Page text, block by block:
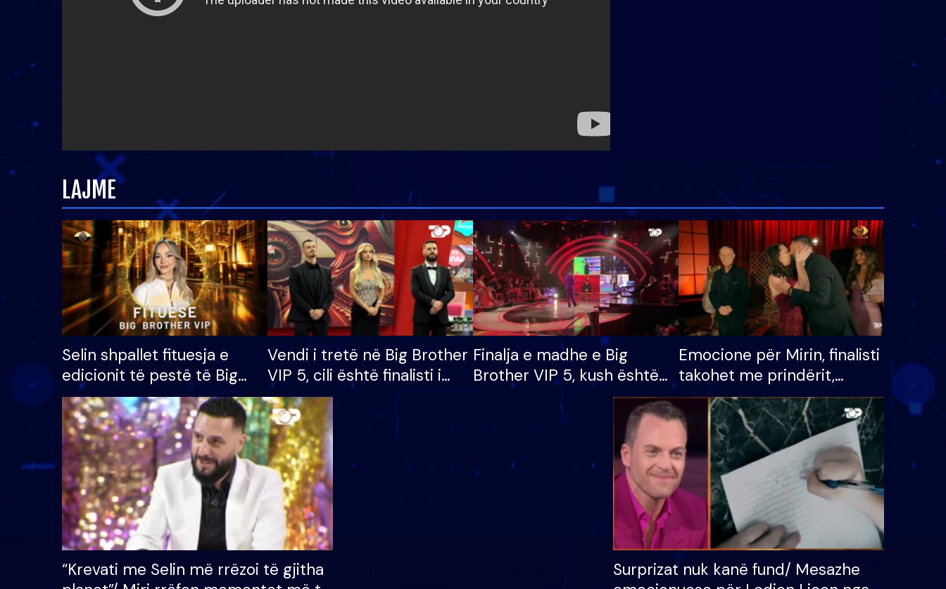
LAJME
Selin shpallet fituesja e
edicionit të pestë të Big
Brother VIP, rrëmben
çmimin e madh prej 100
mijë eurosh
Vendi i tretë në Big Brother
VIP 5, cili është finalisti i
radhës që lë shtëpinë
Finalja e madhe e Big
Brother VIP 5, kush është
banori i parë që lë shtëpinë
dhe humb mundësinë për
të fituar çmimin e madh
Emocione për Mirin, finalisti
takohet me prindërit,
vajzën dhe bashkëshorten:
S’kemi ndonjë letër divorci
apo jo?
“Krevati me Selin më rrëzoi të gjitha
Surprizat nuk kanë fund/ Mesazhe